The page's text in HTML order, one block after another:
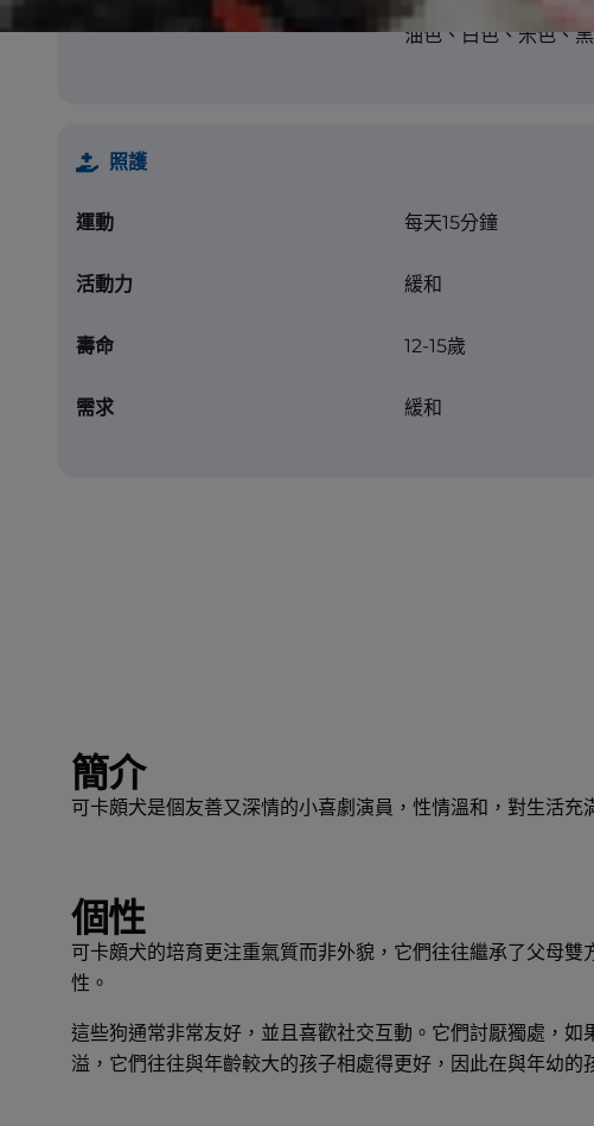
油色、白色、米色、
照護
運動 每天15分鐘
活動力 緩和
壽命 12-15歲
需求 緩和
簡介
可卡頗犬是個友善又深情的小喜劇演員，性情溫和，對生活充
個性
可卡頗犬的培育更注重氣質而非外貌，它們往往繼承了父母
性。
這些狗通常非常友好，並且喜歡社交互動。它們討厭獨處，
溢，它們往往與年齡較大的孩子相處得更好，因此在與年幼的